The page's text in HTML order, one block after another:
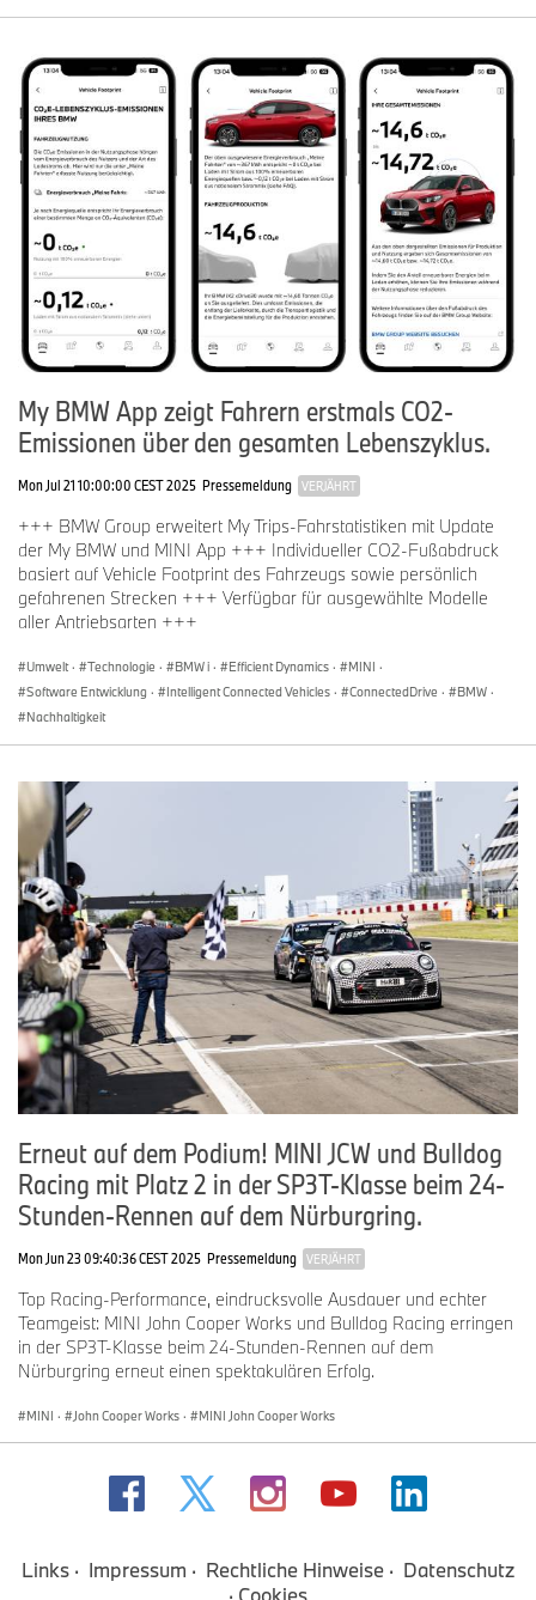
My BMW App zeigt Fahrern erstmals CO2-
Emissionen über den gesamten Lebenszyklus.
Mon Jul 21 10:00:00 CEST 2025 Pressemeldung VERJÄHRT
+++ BMW Group erweitert My Trips-Fahrstatistiken mit Update
der My BMW und MINI App +++ Individueller CO2-Fußabdruck
basiert auf Vehicle Footprint des Fahrzeugs sowie persönlich
gefahrenen Strecken +++ Verfügbar für ausgewählte Modelle
aller Antriebsarten +++
Umwelt · Technologie · BMW i · Efficient Dynamics · MINI ·
Software Entwicklung · Intelligent Connected Vehicles · ConnectedDrive · BMW ·
Nachhaltigkeit
Erneut auf dem Podium! MINI JCW und Bulldog
Racing mit Platz 2 in der SP3T-Klasse beim 24-
Stunden-Rennen auf dem Nürburgring.
Mon Jun 23 09:40:36 CEST 2025 Pressemeldung VERJÄHRT
Top Racing-Performance, eindrucksvolle Ausdauer und echter
Teamgeist: MINI John Cooper Works und Bulldog Racing erringen
in der SP3T-Klasse beim 24-Stunden-Rennen auf dem
Nürburgring erneut einen spektakulären Erfolg.
MINI · John Cooper Works · MINI John Cooper Works
Links Impressum Rechtliche Hinweise
Datenschutz
Cookies